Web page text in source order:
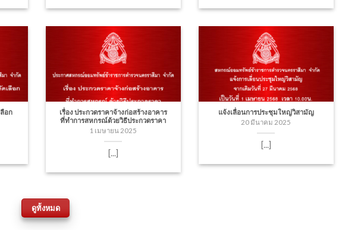
อก
เรื่อง ประกวดราคาจ้างก่อสร้างอาคาร
ที่ทำการสหกรณ์ด้วยวิธีประกวดราคา
1 เมษายน 2025
[...]
แจ้งเลื่อนการประชุมใหญ่วิสามัญ
20 มีนาคม 2025
[...]
ดูทั้งหมด